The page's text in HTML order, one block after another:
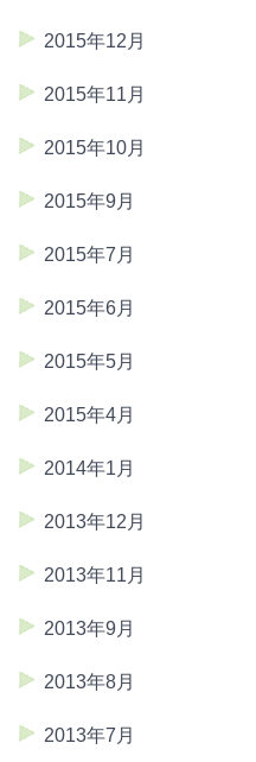
2015年12月
2015年11月
2015年10月
2015年9月
2015年7月
2015年6月
2015年5月
2015年4月
2014年1月
2013年12月
2013年11月
2013年9月
2013年8月
2013年7月